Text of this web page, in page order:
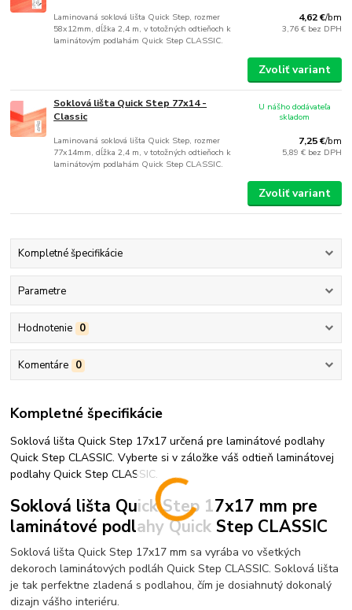
Laminovaná soklová lišta Quick Step, rozmer
58x12mm, dĺžka 2,4 m, v totožných odtieňoch k
laminátovým podlahám Quick Step CLASSIC.
4,62 €/bm
3,76 € bez DPH
Zvoliť variant
Soklová lišta Quick Step 77x14 -
Classic
Laminovaná soklová lišta Quick Step, rozmer
77x14mm, dĺžka 2,4 m, v totožných odtieňoch k
laminátovým podlahám Quick Step CLASSIC.
7,25 €/bm
5,89 € bez DPH
U nášho dodávateľa
skladom
Zvoliť variant
Kompletné špecifikácie
Parametre
Hodnotenie 0
Komentáre 0
Kompletné špecifikácie
Soklová lišta Quick Step 17x17 určená pre laminátové podlahy
Quick Step CLASSIC. Vyberte si v záložke váš odtieň laminátovej
podlahy Quick Step CLASSIC.
Soklová lišta Quick Step 17x17 mm pre
laminátové podlahy Quick Step CLASSIC
Soklová lišta Quick Step 17x17 mm sa vyrába vo všetkých
dekoroch laminátových podláh Quick Step CLASSIC. Soklová lišta
je tak perfektne zladená s podlahou, čím je dosiahnutý dokonalý
dizajn vášho interiéru.